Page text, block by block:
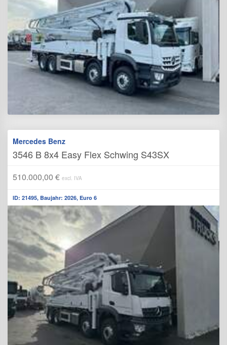
Mercedes Benz
3546 B 8x4 Easy Flex Schwing S43SX
510.000,00 € excl. IVA
ID: 21495, Baujahr: 2026, Euro 6